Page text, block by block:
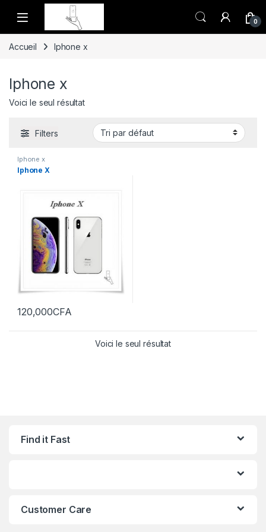
0
Accueil Iphone x
Iphone x
Voici le seul résultat
Filters
Iphone x
Iphone X
120,000CFA
Voici le seul résultat
Find it Fast
Customer Care